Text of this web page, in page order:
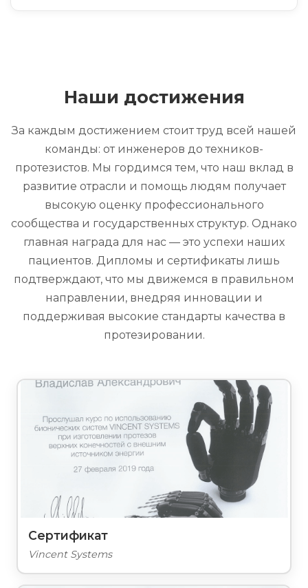
Наши достижения
За каждым достижением стоит труд всей нашей
команды: от инженеров до техников-
протезистов. Мы гордимся тем, что наш вклад в
развитие отрасли и помощь людям получает
высокую оценку профессионального
сообщества и государственных структур. Однако
главная награда для нас — это успехи наших
пациентов. Дипломы и сертификаты лишь
подтверждают, что мы движемся в правильном
направлении, внедряя инновации и
поддерживая высокие стандарты качества в
протезировании.
Сертификат
Vincent Systems